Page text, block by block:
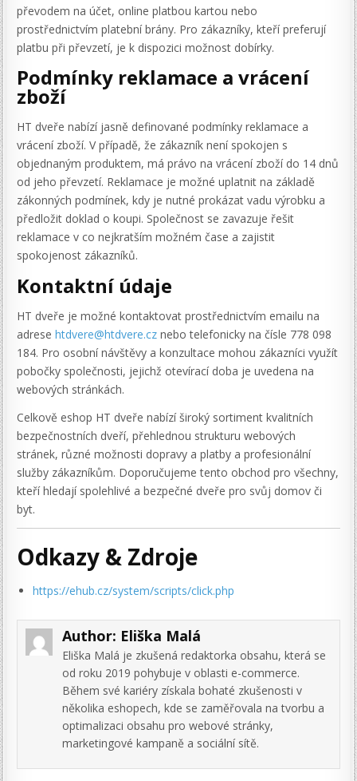
převodem na účet, online platbou kartou nebo
prostřednictvím platební brány. Pro zákazníky, kteří preferují
platbu při převzetí, je k dispozici možnost dobírky.
Podmínky reklamace a vrácení
zboží
HT dveře nabízí jasně definované podmínky reklamace a
vrácení zboží. V případě, že zákazník není spokojen s
objednaným produktem, má právo na vrácení zboží do 14 dnů
od jeho převzetí. Reklamace je možné uplatnit na základě
zákonných podmínek, kdy je nutné prokázat vadu výrobku a
předložit doklad o koupi. Společnost se zavazuje řešit
reklamace v co nejkratším možném čase a zajistit
spokojenost zákazníků.
Kontaktní údaje
HT dveře je možné kontaktovat prostřednictvím emailu na
adresehtdvere@htdvere.cz nebo telefonicky na čísle 778 098
184. Pro osobní návštěvy a konzultace mohou zákazníci využít
pobočky společnosti, jejichž otevírací doba je uvedena na
webových stránkách.
Celkově eshop HT dveře nabízí široký sortiment kvalitních
bezpečnostních dveří, přehlednou strukturu webových
stránek, různé možnosti dopravy a platby a profesionální
služby zákazníkům. Doporučujeme tento obchod pro všechny,
kteří hledají spolehlivé a bezpečné dveře pro svůj domov či
byt.
Odkazy & Zdroje
https://ehub.cz/system/scripts/click.php
Author: Eliška Malá
Eliška Malá je zkušená redaktorka obsahu, která se
od roku 2019 pohybuje v oblasti e-commerce.
Během své kariéry získala bohaté zkušenosti v
několika eshopech, kde se zaměřovala na tvorbu a
optimalizaci obsahu pro webové stránky,
marketingové kampaně a sociální sítě.